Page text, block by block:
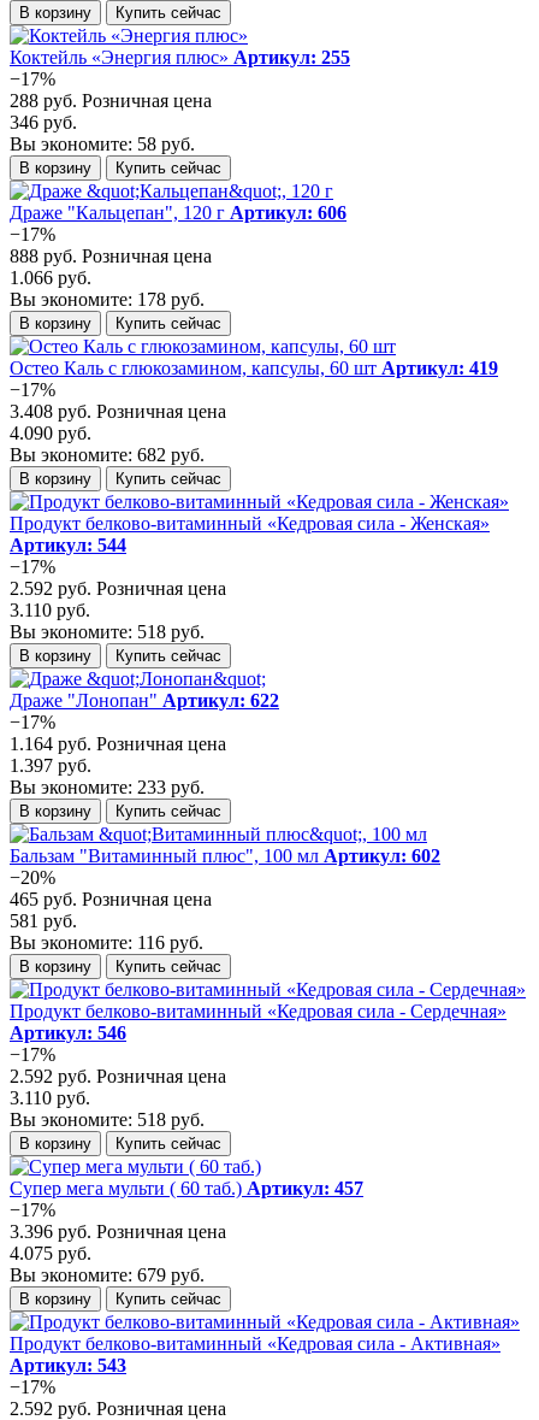
В корзину Купить сейчас
Коктейль «Энергия плюс» Артикул: 255
−17%
288 руб. Розничная цена
346 руб.
Вы экономите: 58 руб.
В корзину Купить сейчас
Драже "Кальцепан", 120 г Артикул: 606
−17%
888 руб. Розничная цена
1.066 руб.
Вы экономите: 178 руб.
В корзину Купить сейчас
Остео Каль с глюкозамином, капсулы, 60 шт Артикул: 419
−17%
3.408 руб. Розничная цена
4.090 руб.
Вы экономите: 682 руб.
В корзину Купить сейчас
Продукт белково-витаминный «Кедровая сила - Женская»
Артикул: 544
−17%
2.592 руб. Розничная цена
3.110 руб.
Вы экономите: 518 руб.
В корзину Купить сейчас
Драже "Лонопан" Артикул: 622
−17%
1.164 руб. Розничная цена
1.397 руб.
Вы экономите: 233 руб.
В корзину Купить сейчас
Бальзам "Витаминный плюс", 100 мл Артикул: 602
−20%
465 руб. Розничная цена
581 руб.
Вы экономите: 116 руб.
В корзину Купить сейчас
Продукт белково-витаминный «Кедровая сила - Сердечная»
Артикул: 546
−17%
2.592 руб. Розничная цена
3.110 руб.
Вы экономите: 518 руб.
В корзину Купить сейчас
Супер мега мульти ( 60 таб.) Артикул: 457
−17%
3.396 руб. Розничная цена
4.075 руб.
Вы экономите: 679 руб.
В корзину Купить сейчас
Продукт белково-витаминный «Кедровая сила - Активная»
Артикул: 543
−17%
2.592 руб. Розничная цена